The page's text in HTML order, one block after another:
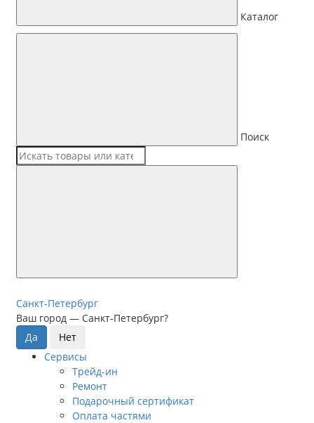
Каталог
Поиск
Санкт-Петербург
Ваш город — Санкт-Петербург?
Сервисы
Трейд-ин
Ремонт
Подарочный сертификат
Оплата частями